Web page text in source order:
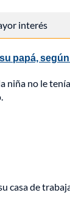
interés
papá,
no le
casa de